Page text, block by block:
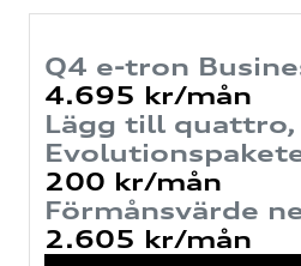
ljudsystem, Rattvärme/
Utrustad med bl a
19 tums
Sportsäten
Komfortnyckel
Adaptiv farthållare
Q4 e-tron
4.695 kr/mån
Lägg till
200 kr/mån
Förmånsvärde
2.605 kr/mån